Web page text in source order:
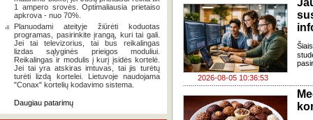
1 ampero srovės. Optimaliausia prietaiso
apkrova - nuo 70%.
Planuodami ateityje žiūrėti koduotas
programas, pasirinkite įrangą, kuri tai gali.
Jei tai televizorius, tai bus reikalingas
lizdas sąlyginės prieigos moduliui.
Reikalingas ir modulis į kurį įsidės kortelė.
Jei tai yra atskiras imtuvas, tai jis turėtų
turėti lizdą kortelei. Lietuvoje naudojama
"Conax" kortelių kodavimo sistema.
Daugiau patarimų
2026-08-05 10:36:53